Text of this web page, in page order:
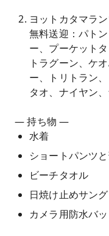
ヨットカタマラ
無料送迎：パト
ー、プーケット
トラグーン、ケ
ー、トリトラン
タオ、ナイヤン
— 持ち物 —
水着
ショートパンツ
ビーチタオル
日焼け止めサン
カメラ用防水バ